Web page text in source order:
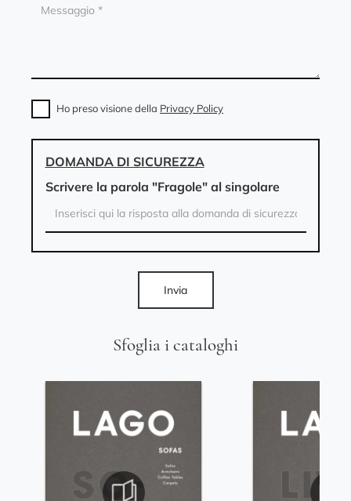
Sfoglia i cataloghi
Ho preso visione della Privacy Policy
DOMANDA DI SICUREZZA
Scrivere la parola "Fragole" al singolare
Invia